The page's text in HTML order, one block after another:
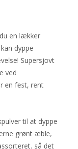
en lækker
dyppe
Supersjovt
ved
en fest, rent
til at dyppe
grønt æble,
så det